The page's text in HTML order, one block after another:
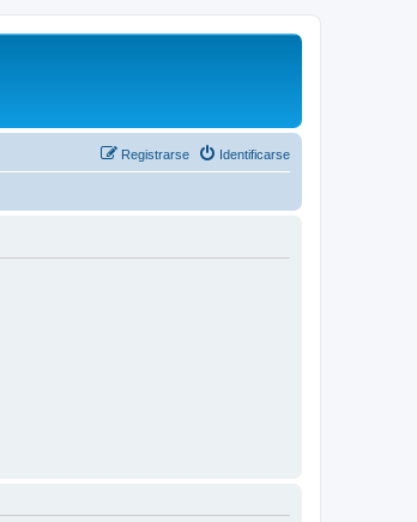
Identificarse
Registrarse